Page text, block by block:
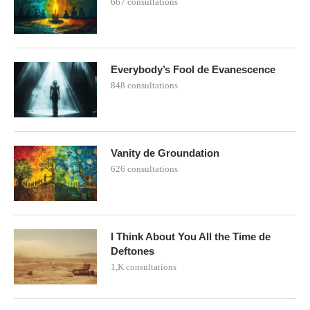
Everybody’s Fool de Evanescence
848 consultations
Vanity de Groundation
626 consultations
I Think About You All the Time de
Deftones
1,K consultations